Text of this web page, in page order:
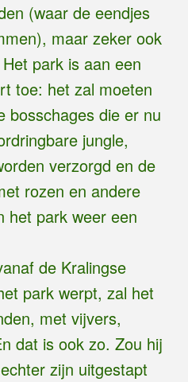
(waar de eendjes
maar zeker ook
park is aan een
toe: het zal moeten
bosschages die er nu
jungle,
verzorgd en de
rozen en andere
het park weer een
de Kralingse
park werpt, zal het
met vijvers,
dat is ook zo. Zou hij
zijn uitgestapt